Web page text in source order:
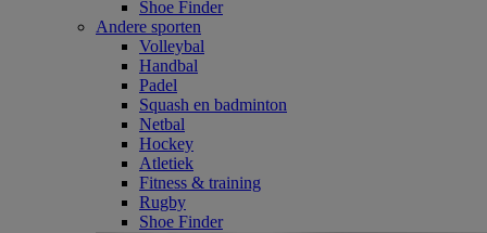
Shoe Finder
Andere sporten
Volleybal
Handbal
Padel
Squash en badminton
Netbal
Hockey
Atletiek
Fitness & training
Rugby
Shoe Finder